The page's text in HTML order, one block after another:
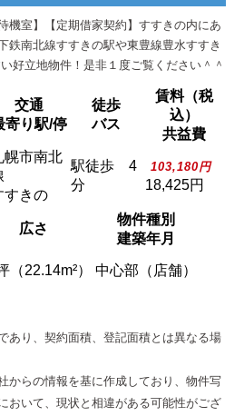
機室】【定期借家契約】すすきの内にあ
鉄南北線すすきの駅や東豊線豊水すすき
好立地物件！是非１度ご覧ください＾＾
交通
寄り駅/停
徒歩
バス
賃料（税
込）
共益費
幌市南北
すきの
駅徒歩 4
分
103,180円
18,425円
広さ
物件種別
建築年月
（22.14m²） 中心部（店舗）
あり、契約面積、登記面積とは異なる場
からの情報を基に作成しており、物件写
おいて、現状と相違がある可能性がござ